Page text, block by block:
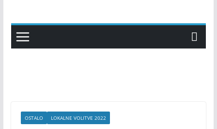
content
OSTALO LOKALNE VOLITVE 2022